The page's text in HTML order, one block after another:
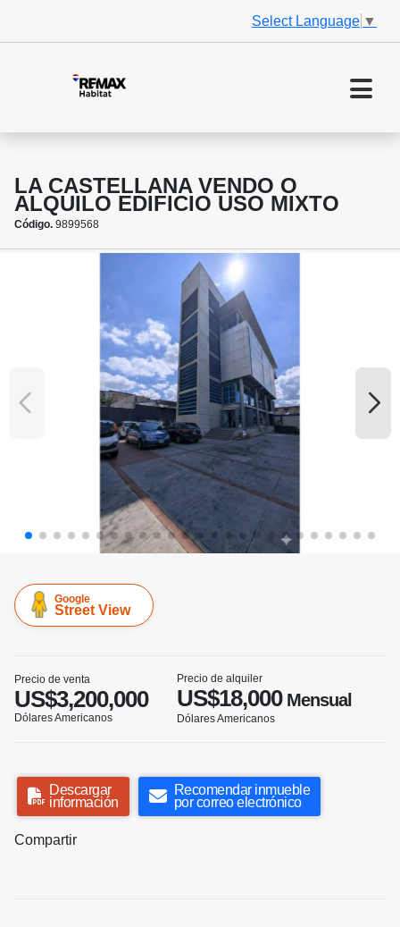
Select Language ▼
LA CASTELLANA VENDO O
ALQUILO EDIFICIO USO MIXTO
Código. 9899568
Google
Street View
Precio de venta
US$3,200,000
Dólares Americanos
Precio de alquiler
US$18,000Mensual
Dólares Americanos
Descargar
información
Recomendar inmueble
por correo electrónico
Compartir